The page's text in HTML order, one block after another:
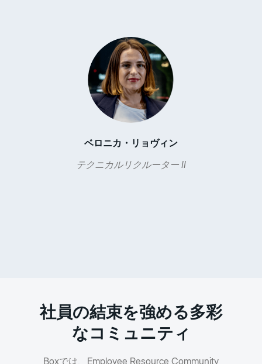
ベロニカ・リョヴィン
テクニカルリクルーター II
社員の結束を強める多彩
なコミュニティ
Boxでは、Employee Resource Community